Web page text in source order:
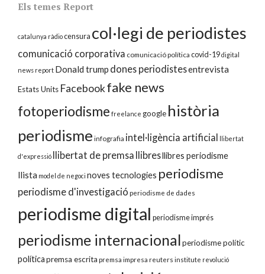
Els temes Report
catalunya ràdiocensura col·legi de periodistes
comunicació corporativa comunicació política covid-19digital
news report Donald trump dones periodistesentrevista
Estats Units Facebookfake news
fotoperiodisme freelance google història
periodisme infografia intel·ligència artificial llibertat
d'expressió llibertat de premsa llibresllibres periodisme
llista model de negoci noves tecnologies periodisme
periodisme d'investigació periodisme de dades
periodisme digital periodisme imprés
periodisme internacionalperiodisme polític
políticapremsa escrita premsa impresa reuters institute revolució